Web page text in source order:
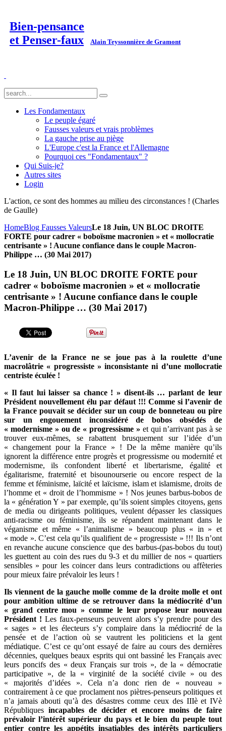
Bien-pensance
et Penser-faux
Alain Teyssonnière de Gramont
Les Fondamentaux
Le peuple égaré
Fausses valeurs et vrais problèmes
La gauche prise au piège
L'Europe c'est la France et l'Allemagne
Pourquoi ces "Fondamentaux" ?
Qui Suis-je?
Autres sites
Login
L'action, ce sont des hommes au milieu des circonstances ! (Charles
de Gaulle)
HomeBlog Fausses ValeursLe 18 Juin, UN BLOC DROITE
FORTE pour cadrer « boboïsme macronien » et « mollocratie
centrisante » ! Aucune confiance dans le couple Macron-
Philippe … (30 Mai 2017)
Le 18 Juin, UN BLOC DROITE FORTE pour
cadrer « boboïsme macronien » et « mollocratie
centrisante » ! Aucune confiance dans le couple
Macron-Philippe … (30 Mai 2017)
L’avenir de la France ne se joue pas à la roulette d’une
macrolâtrie « progressiste » inconsistante ni d’une mollocratie
centriste éculée !
« Il faut lui laisser sa chance ! » disent-ils … parlant de leur
Président nouvellement élu par défaut !!! Comme si l’avenir de
la France pouvait se décider sur un coup de bonneteau ou pire
sur un engouement inconsidéré de bobos obsédés de
« modernisme » ou de « progressisme » et qui n’arrivant pas à se
trouver eux-mêmes, se rabattent brusquement sur l’idée d’un
« changement pour la France » ! De la même manière qu’ils
ignorent la différence entre progrès et progressisme ou modernité et
modernisme, ils confondent liberté et libertarisme, égalité et
égalitarisme, fraternité et bisounourserie ou encore respect de la
femme et féminisme, laïcité et laïcisme, islam et islamisme, droits de
l’homme et « droit de l’hommisme » ! Nos jeunes barbus-bobos de
la « génération Y » par exemple, qu’ils soient simples citoyens, gens
de media ou dirigeants politiques, veulent dépasser les classiques
anti-racisme ou féminisme, ils se répandent maintenant dans le
véganisme et même « l’animalisme » beaucoup plus « in » et
« mode ». C’est cela qu’ils qualifient de « progressiste » !!! Ils n’ont
en revanche aucune conscience que des barbus-(pas-bobos du tout)
les guettent au coin des rues du 9-3 et du millier de nos « quartiers
sensibles » pour les coincer dans leurs contradictions ou affèteries
pour mieux faire prévaloir les leurs !
Ils viennent de la gauche molle comme de la droite molle et ont
pour ambition ultime de se retrouver dans la médiocrité d’un
« grand centre mou » comme le leur propose leur nouveau
Président ! Les faux-penseurs peuvent alors s’y prendre pour des
« sages » et les électeurs s’y complaire dans la médiocrité de la
pensée et de l’action où se vautrent les politiciens et la gent
médiatique. C’est ce qu’ont essayé de faire au cours des dernières
décennies, quelques beaux esprits qui ont bassiné les Français avec
leurs poncifs des « deux Français sur trois », de la « démocratie
participative », de la « virginité de la société civile » ou des
« majorités d’idées ». Cela n’a donc rien de « nouveau »
contrairement à ce que proclament nos piètres-penseurs politiques et
n’a jamais abouti qu’à des désastres comme ceux des IIIè et IVè
Républiques incapables de décider et encore moins de faire
prévaloir l’intérêt supérieur du pays et le bien du peuple tout
entier contre les appétits insatiables des intérêts particuliers